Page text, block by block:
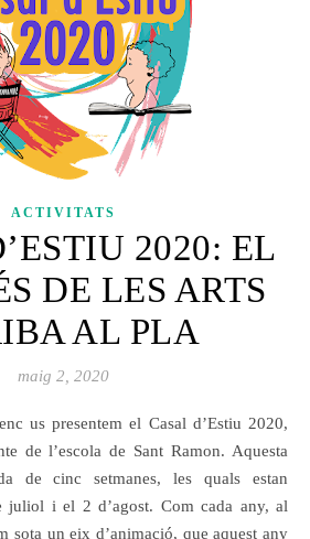
ACTIVITATS
2020: EL
DE LES ARTS
AL PLA
maig 2, 2020
de l’escola de Sant Ramon. Aquesta
de cinc setmanes, les quals estan
juliol i el 2 d’agost. Com cada any, al
sota un eix d’animació, que aquest any